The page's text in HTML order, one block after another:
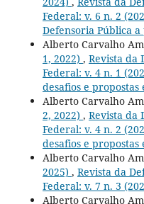
Federal: v. 6 n. 2
Defensoria Pública
Alberto Carvalho
1, 2022) , Revista da
Federal: v. 4 n. 1
desafios e
Alberto Carvalho
2, 2022) , Revista da
Federal: v. 4 n. 2
desafios e
Alberto Carvalho
2025) , Revista da
Federal: v. 7 n. 3
Alberto Carvalho